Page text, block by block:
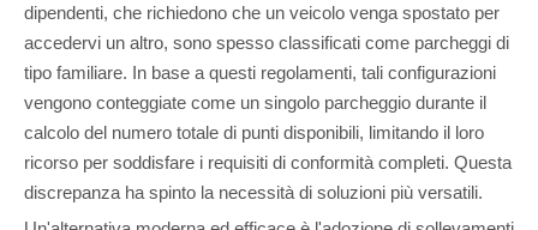
dipendenti, che richiedono che un veicolo venga spostato per
accedervi un altro, sono spesso classificati come parcheggi di
tipo familiare. In base a questi regolamenti, tali configurazioni
vengono conteggiate come un singolo parcheggio durante il
calcolo del numero totale di punti disponibili, limitando il loro
ricorso per soddisfare i requisiti di conformità completi. Questa
discrepanza ha spinto la necessità di soluzioni più versatili.